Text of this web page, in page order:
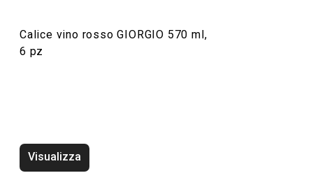
6 pz
Calice vino rosso GIORGIO 570 ml,
6 pz
Visualizza